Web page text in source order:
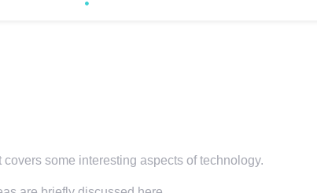
some interesting aspects of technology.